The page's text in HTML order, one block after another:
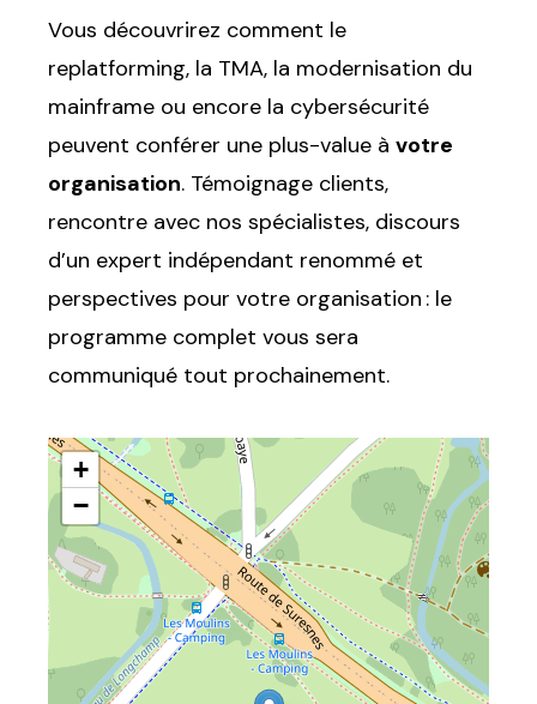
Vous découvrirez comment le
replatforming, la TMA, la modernisation du
mainframe ou encore la cybersécurité
peuvent conférer une plus-value à votre
organisation. Témoignage clients,
rencontre avec nos spécialistes, discours
d’un expert indépendant renommé et
perspectives pour votre organisation : le
programme complet vous sera
communiqué tout prochainement.
+
−